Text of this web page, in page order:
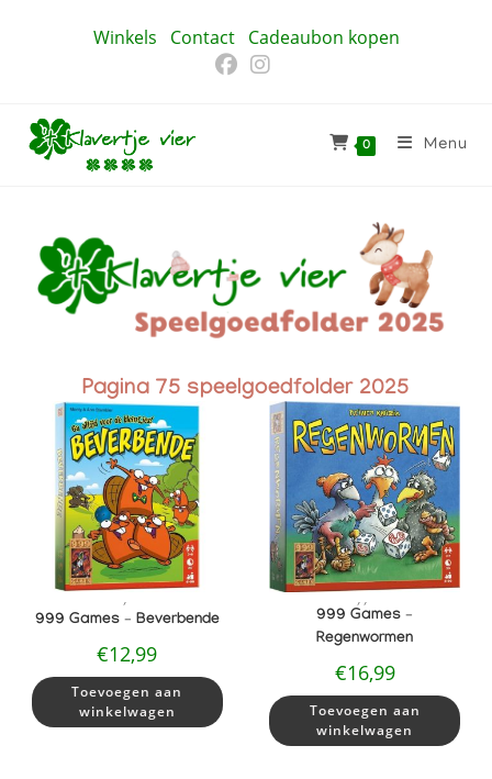
Winkels Contact Cadeaubon kopen
0 Menu
Pagina 75 speelgoedfolder 2025
,
999 Games – Beverbende
€12,99
Toevoegen aan
winkelwagen
,,
999 Games –
Regenwormen
€16,99
Toevoegen aan
winkelwagen